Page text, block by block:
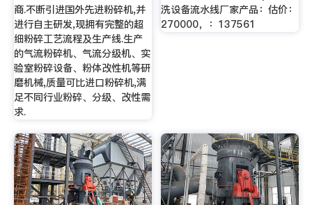
商.不断引进国外先进粉碎机,并
进行自主研发,现拥有完整的超
细粉碎工艺流程及生产线.生产
的气流粉碎机、气流分级机、实
验室粉碎设备、粉体改性机等研
磨机械,质量可比进口粉碎机,满
足不同行业粉碎、分级、改性需
求.
洗设备流水线厂家产品：估价：
270000，：137561